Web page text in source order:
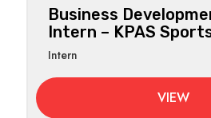
Business
Intern – KPAS
Intern
VIEW